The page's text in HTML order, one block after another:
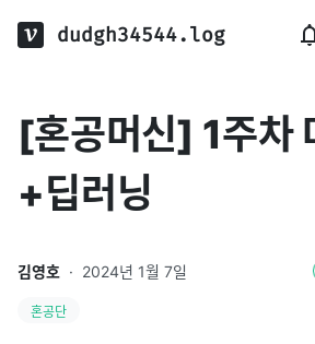
dudgh34544.log
[혼공머신] 1주차
+딥러닝
김영호 · 2024년 1월 7일
혼공단